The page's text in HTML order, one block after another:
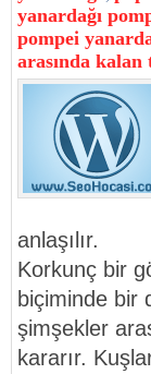
yanardağı
pompei
arasında kalan
anlaşılır.
Korkunç bir
biçiminde bir
şimşekler
kararır.